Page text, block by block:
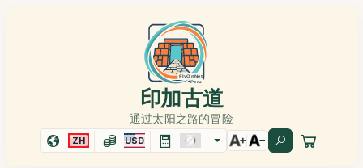
印加古道
通过太阳之路的冒险
ZH USD